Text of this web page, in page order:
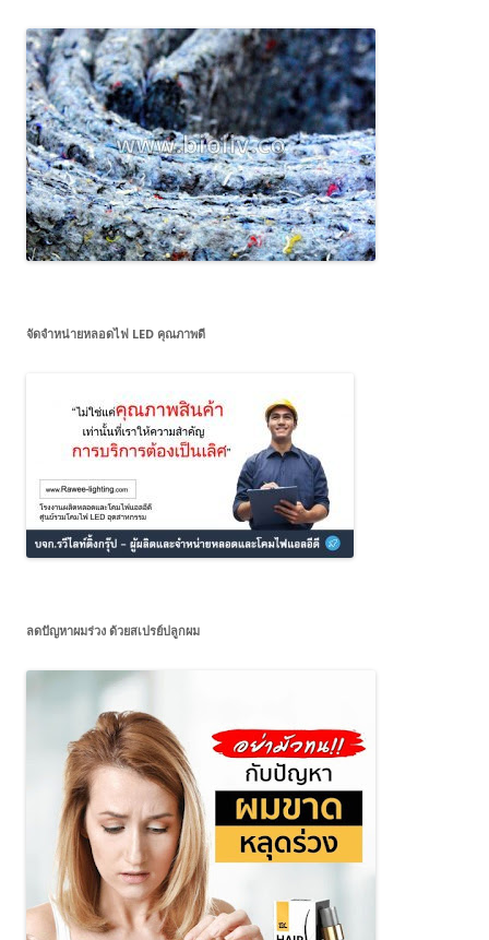
จัดจำหน่ายหลอดไฟ LED คุณภาพดี
ลดปัญหาผมร่วง ด้วยสเปรย์ปลูกผม